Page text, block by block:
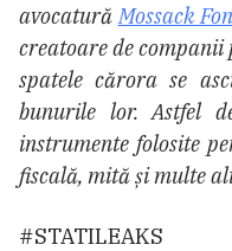
avocaturăMossack
creatoare de
spatele cărora se
bunurile lor. Astfel
instrumente folosite
fiscală, mită și multe
#STATILEAKS